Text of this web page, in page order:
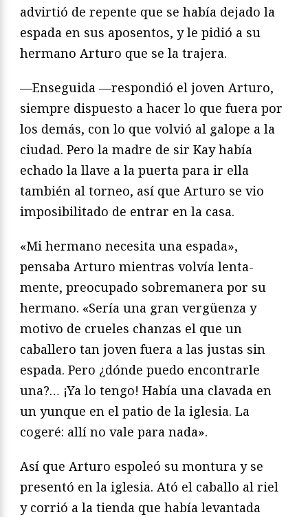
advirtió de repente que se había dejado la
espada en sus aposentos, y le pidió a su
hermano Arturo que se la tra­jera.
—Enseguida —respondió el joven Arturo,
siempre dispuesto a hacer lo que fuera por
los demás, con lo que volvió al galope a la
ciudad. Pero la madre de sir Kay había
echado la llave a la puerta para ir ella
también al torneo, así que Arturo se vio
imposibilitado de entrar en la casa.
«Mi hermano necesita una espada»,
pensaba Arturo mientras volvía lenta­
mente, preocupado sobremanera por su
hermano. «Sería una gran vergüenza y
motivo de crueles chanzas el que un
caballero tan joven fuera a las justas sin
espada. Pero ¿dónde puedo encontrarle
una?… ¡Ya lo tengo! Había una clavada en
un yunque en el patio de la iglesia. La
cogeré: allí no vale para nada».
Así que Arturo espoleó su montura y se
presentó en la iglesia. Ató el caba­llo al riel
y corrió a la tienda que había levantada